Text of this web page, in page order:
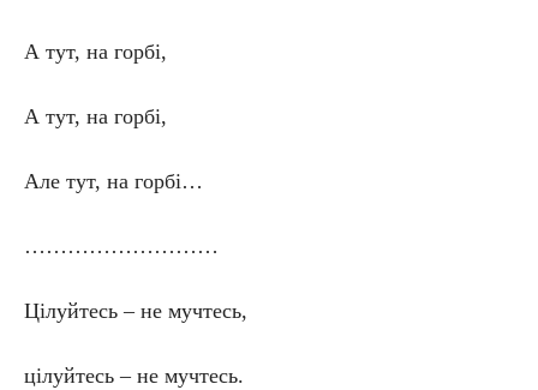
А тут, на горбі,
А тут, на горбі,
Але тут, на горбі…
………………………
Цілуйтесь – не мучтесь,
цілуйтесь – не мучтесь.